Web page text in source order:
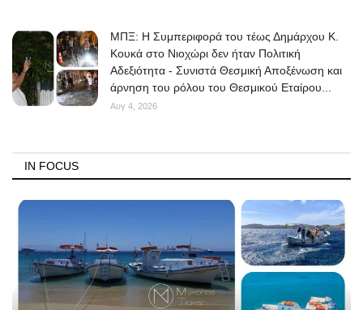
ΜΠΞ: Η Συμπεριφορά του τέως Δημάρχου Κ.
Κουκά στο Νιοχώρι δεν ήταν Πολιτική
Αδεξιότητα - Συνιστά Θεσμική Αποξένωση και
άρνηση του ρόλου του Θεσμικού Εταίρου...
Αυγ 4, 2026
IN FOCUS